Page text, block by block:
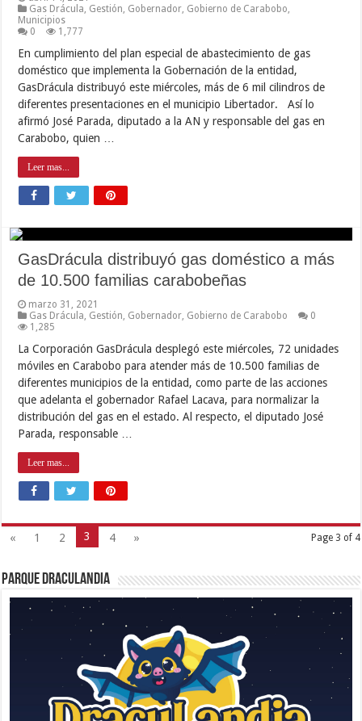
Gas Drácula Gestión Gobernador Gobierno de Carabobo
Municipios
0
1,777
En cumplimiento del plan especial de abastecimiento de gas
doméstico que implementa la Gobernación de la entidad,
GasDrácula distribuyó este miércoles, más de 6 mil cilindros de
diferentes presentaciones en el municipio Libertador. Así lo
afirmó José Parada, diputado a la AN y responsable del gas en
Carabobo, quien …
Leer mas...
GasDrácula distribuyó gas doméstico a más
de 10.500 familias carabobeñas
marzo 31, 2021
Gas Drácula Gestión Gobernador Gobierno de Carabobo
0
1,285
La Corporación GasDrácula desplegó este miércoles, 72 unidades
móviles en Carabobo para atender más de 10.500 familias de
diferentes municipios de la entidad, como parte de las acciones
que adelanta el gobernador Rafael Lacava, para normalizar la
distribución del gas en el estado. Al respecto, el diputado José
Parada, responsable …
Leer mas...
Page 3 of 4
« 1 2 3 4 »
Parque Draculandia